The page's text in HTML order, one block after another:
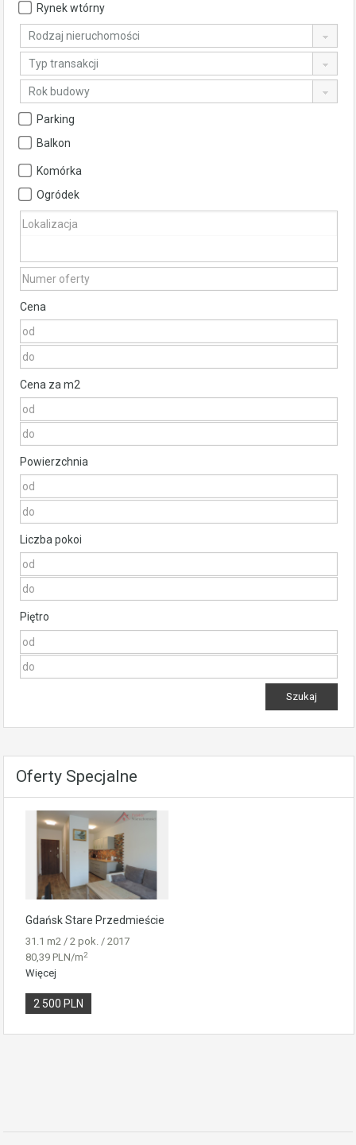
Rynek wtórny
Rodzaj nieruchomości
Typ transakcji
Rok budowy
Parking
Balkon
Komórka
Ogródek
Cena
Cena za m2
Powierzchnia
Liczba pokoi
Piętro
Oferty Specjalne
Gdańsk Stare Przedmieście
31.1 m2 / 2 pok. / 2017
80,39 PLN/m2
Więcej
2 500 PLN